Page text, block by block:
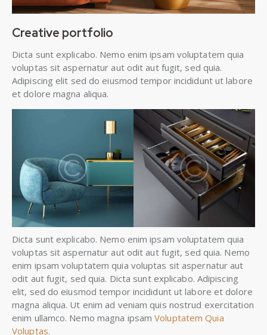
Creative portfolio
Dicta sunt explicabo. Nemo enim ipsam voluptatem quia
voluptas sit aspernatur aut odit aut fugit, sed quia.
Adipiscing elit sed do eiusmod tempor incididunt ut labore
et dolore magna aliqua.
Dicta sunt explicabo. Nemo enim ipsam voluptatem quia
voluptas sit aspernatur aut odit aut fugit, sed quia. Nemo
enim ipsam voluptatem quia voluptas sit aspernatur aut
odit aut fugit, sed quia. Dicta sunt explicabo. Adipiscing
elit, sed do eiusmod tempor incididunt ut labore et dolore
magna aliqua. Ut enim ad veniam quis nostrud exercitation
enim ullamco. Nemo magna ipsamVoluptatem Quia
Voluptas.